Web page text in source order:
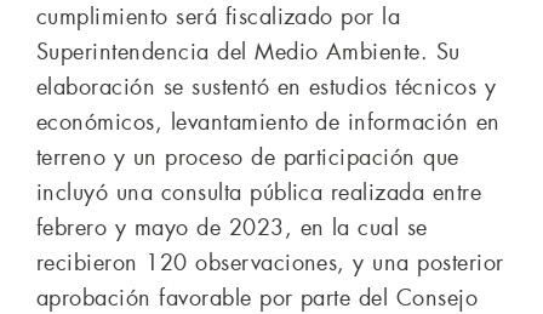
cumplimiento será fiscalizado por la
Superintendencia del Medio Ambiente. Su
elaboración se sustentó en estudios técnicos y
económicos, levantamiento de información en
terreno y un proceso de participación que
incluyó una consulta pública realizada entre
febrero y mayo de 2023, en la cual se
recibieron 120 observaciones, y una posterior
aprobación favorable por parte del Consejo